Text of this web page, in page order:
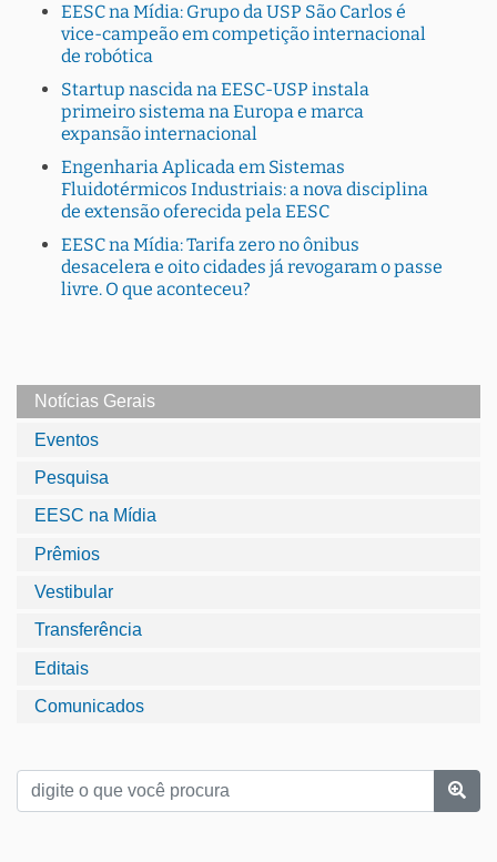
EESC na Mídia: Grupo da USP São Carlos é
vice-campeão em competição internacional
de robótica
Startup nascida na EESC-USP instala
primeiro sistema na Europa e marca
expansão internacional
Engenharia Aplicada em Sistemas
Fluidotérmicos Industriais: a nova disciplina
de extensão oferecida pela EESC
EESC na Mídia: Tarifa zero no ônibus
desacelera e oito cidades já revogaram o passe
livre. O que aconteceu?
Notícias Gerais
Eventos
Pesquisa
EESC na Mídia
Prêmios
Vestibular
Transferência
Editais
Comunicados